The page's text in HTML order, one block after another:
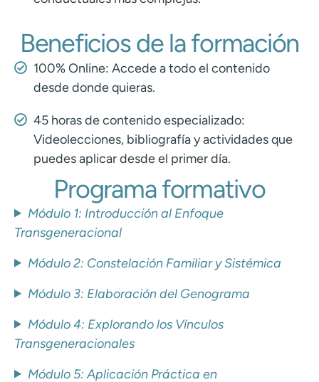
Beneficios de la formación
100% Online: Accede a todo el contenido
desde donde quieras.
45 horas de contenido especializado:
Videolecciones, bibliografía y actividades que
puedes aplicar desde el primer día.
Programa formativo
Módulo 1: Introducción al Enfoque
Transgeneracional
Módulo 2: Constelación Familiar y Sistémica
Módulo 3: Elaboración del Genograma
Módulo 4: Explorando los Vínculos
Transgeneracionales
Módulo 5: Aplicación Práctica en